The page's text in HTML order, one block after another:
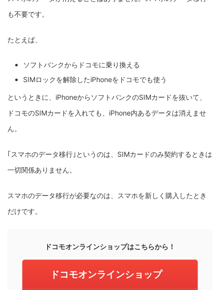
も不要です。
たとえば、
ソフトバンクからドコモに乗り換える
SIMロックを解除したiPhoneをドコモでも使う
というときに、iPhoneからソフトバンクのSIMカードを抜いて、
ドコモのSIMカードを入れても、iPhone内あるデータは消えませ
ん。
｢スマホのデータ移行｣というのは、SIMカードのみ契約するときは
一切関係ありません。
スマホのデータ移行が必要なのは、スマホを新しく購入したとき
だけです。
ドコモオンラインショップはこちらから！
ドコモオンラインショップ